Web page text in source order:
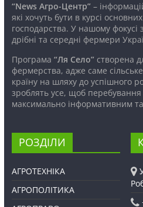
“News Агро-Центр”–
які хочуть бути в курсі
господарства. У нашому фокусі
дрібні та середні фермери
Програма “Ля Село”створена
фермерства, адже саме
країну на шляху до успішного
зроблять усе, щоб
максимально інформативним
РОЗДІЛИ
АГРОТЕХНІКА
АГРОПОЛІТИКА